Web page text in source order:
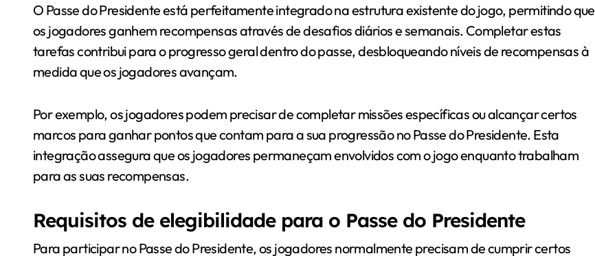
O Passe do Presidente está perfeitamente integrado na estrutura existente do jogo, permitindo que
os jogadores ganhem recompensas através de desafios diários e semanais. Completar estas
tarefas contribui para o progresso geral dentro do passe, desbloqueando níveis de recompensas à
medida que os jogadores avançam.
Por exemplo, os jogadores podem precisar de completar missões específicas ou alcançar certos
marcos para ganhar pontos que contam para a sua progressão no Passe do Presidente. Esta
integração assegura que os jogadores permaneçam envolvidos com o jogo enquanto trabalham
para as suas recompensas.
Requisitos de elegibilidade para o Passe do Presidente
Para participar no Passe do Presidente, os jogadores normalmente precisam de cumprir certos